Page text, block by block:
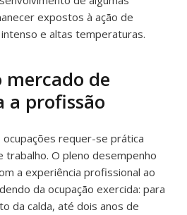
expostos à ação de
e altas temperaturas.
mercado de
a profissão
requer-se prática
O pleno desempenho
a experiência profissional ao
da ocupação exercida: para
da calda, até dois anos de